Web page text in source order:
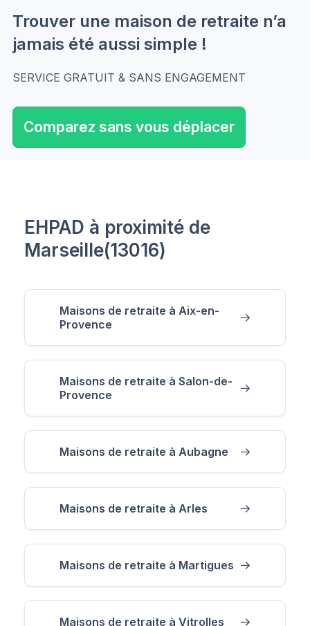
Trouver une maison de retraite n’a
jamais été aussi simple !
SERVICE GRATUIT & SANS ENGAGEMENT
Comparez sans vous déplacer
EHPAD à proximité de
Marseille(13016)
Maisons de retraite à Aix-en-
Provence
Maisons de retraite à Salon-de-
Provence
Maisons de retraite à Aubagne
Maisons de retraite à Arles
Maisons de retraite à Martigues
Maisons de retraite à Vitrolles